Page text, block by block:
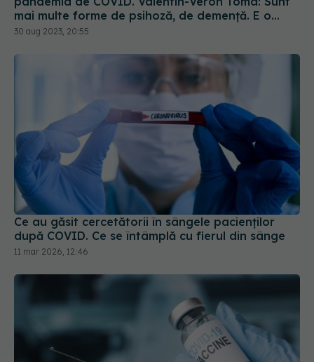
mai multe forme de psihoză, de demență. E o
accelerare a unor fenomene care păreau să fie
30 aug 2023, 20:55
Ce au găsit cercetătorii în sângele pacienților
după COVID. Ce se întâmplă cu fierul din sânge
11 mar 2026, 12:46